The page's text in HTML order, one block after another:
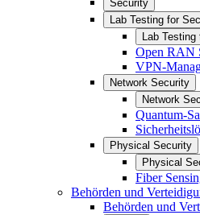
Security
Lab Testing for
Lab
Open RAN
VPN-
Network Security
Network
Quantum-
Physical Security
Physical
Fiber
Behörden und
Behörden und